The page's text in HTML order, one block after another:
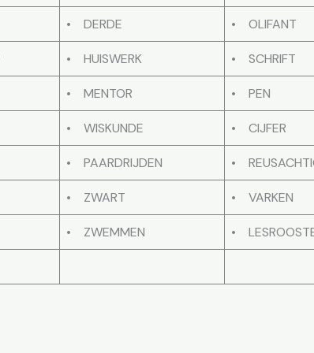
• DERDE • OLIFANT
• HUISWERK • SCHRIFT
• MENTOR • PEN
• WISKUNDE • CIJFER
• PAARDRIJDEN •
• ZWART • VARKEN
• ZWEMMEN •